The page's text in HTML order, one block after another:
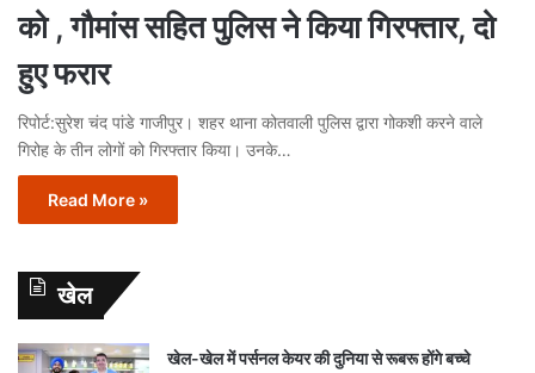
को , गौमांस सहित पुलिस ने किया गिरफ्तार, दो
हुए फरार
रिपोर्ट:सुरेश चंद पांडे गाजीपुर। शहर थाना कोतवाली पुलिस द्वारा गोकशी करने वाले
गिरोह के तीन लोगों को गिरफ्तार किया। उनके…
Read More »
खेल
खेल-खेल में पर्सनल केयर की दुनिया से रूबरू होंगे बच्चे